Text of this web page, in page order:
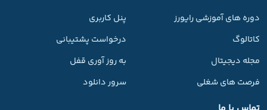
دوره های آموزشی رایورز
کاتالوگ
مجله دیجیتال
فرصت های شغلی
پنل کاربری
درخواست پشتیبانی
به روز آوری قفل
سرور دانلود